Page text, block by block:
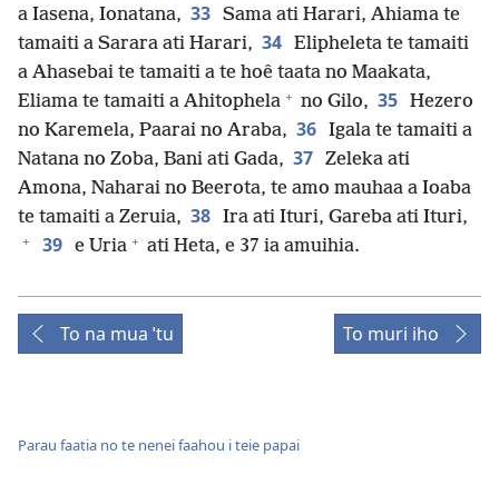
a Iasena, Ionatana, 33 Sama ati Harari, Ahiama te
tamaiti a Sarara ati Harari, 34 Elipheleta te tamaiti
a Ahasebai te tamaiti a te hoê taata no Maakata,
Eliama te tamaiti a Ahitophela + no Gilo, 35 Hezero
no Karemela, Paarai no Araba, 36 Igala te tamaiti a
Natana no Zoba, Bani ati Gada, 37 Zeleka ati
Amona, Naharai no Beerota, te amo mauhaa a Ioaba
te tamaiti a Zeruia, 38 Ira ati Ituri, Gareba ati Ituri,
+ 39 e Uria + ati Heta, e 37 ia amuihia.
To na mua ˈtu To muri iho
Parau faatia no te nenei faahou i teie papai